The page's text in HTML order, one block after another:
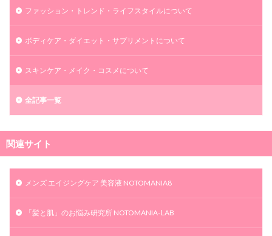
ファッション・トレンド・ライフスタイルについて
ボディケア・ダイエット・サプリメントについて
スキンケア・メイク・コスメについて
全記事一覧
関連サイト
メンズ エイジングケア 美容液 NOTOMANIA8
「髪と肌」のお悩み研究所 NOTOMANIA-ⅬAB